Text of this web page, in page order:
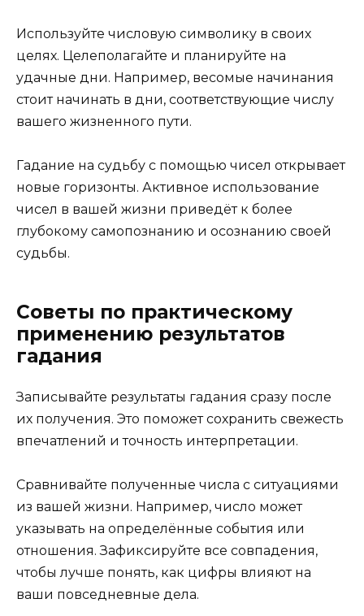
Используйте числовую символику в своих
целях. Целеполагайте и планируйте на
удачные дни. Например, весомые начинания
стоит начинать в дни, соответствующие числу
вашего жизненного пути.
Гадание на судьбу с помощью чисел открывает
новые горизонты. Активное использование
чисел в вашей жизни приведёт к более
глубокому самопознанию и осознанию своей
судьбы.
Советы по практическому
применению результатов
гадания
Записывайте результаты гадания сразу после
их получения. Это поможет сохранить свежесть
впечатлений и точность интерпретации.
Сравнивайте полученные числа с ситуациями
из вашей жизни. Например, число может
указывать на определённые события или
отношения. Зафиксируйте все совпадения,
чтобы лучше понять, как цифры влияют на
ваши повседневные дела.